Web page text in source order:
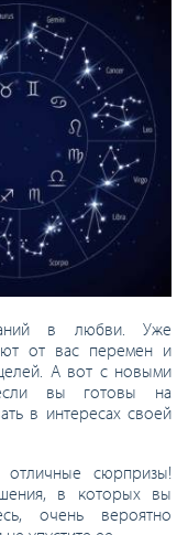
в любви. Уже
от вас перемен и
А вот с новыми
вы готовы на
в интересах своей
отличные сюрпризы!
в которых вы
очень вероятно